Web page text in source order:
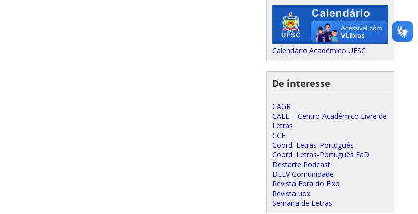
Calendário Acadêmico UFSC
De interesse
CAGR
CALL – Centro Acadêmico Livre de
Letras
CCE
Coord. Letras-Português
Coord. Letras-Português EaD
Destarte Podcast
DLLV Comunidade
Revista Fora do Eixo
Revista uox
Semana de Letras